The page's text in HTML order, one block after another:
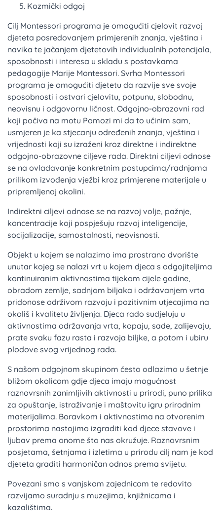
Kozmički odgoj
Cilj Montessori programa je omogućiti cjelovit razvoj
djeteta posredovanjem primjerenih znanja, vještina i
navika te jačanjem djetetovih individualnih potencijala,
sposobnosti i interesa u skladu s postavkama
pedagogije Marije Montessori. Svrha Montessori
programa je omogućiti djetetu da razvije sve svoje
sposobnosti i ostvari cjelovitu, potpunu, slobodnu,
neovisnu i odgovornu ličnost. Odgojno-obrazovni rad
koji počiva na motu Pomozi mi da to učinim sam,
usmjeren je ka stjecanju određenih znanja, vještina i
vrijednosti koji su izraženi kroz direktne i indirektne
odgojno-obrazovne ciljeve rada. Direktni ciljevi odnose
se na ovladavanje konkretnim postupcima/radnjama
prilikom izvođenja vježbi kroz primjerene materijale u
pripremljenoj okolini.
Indirektni ciljevi odnose se na razvoj volje, pažnje,
koncentracije koji pospješuju razvoj inteligencije,
socijalizacije, samostalnosti, neovisnosti.
Objekt u kojem se nalazimo ima prostrano dvorište
unutar kojeg se nalazi vrt u kojem djeca s odgojiteljima
kontinuiranim aktivnostima tijekom cijele godine,
obradom zemlje, sadnjom biljaka i održavanjem vrta
pridonose održivom razvoju i pozitivnim utjecajima na
okoliš i kvalitetu življenja. Djeca rado sudjeluju u
aktivnostima održavanja vrta, kopaju, sade, zalijevaju,
prate svaku fazu rasta i razvoja biljke, a potom i ubiru
plodove svog vrijednog rada.
S našom odgojnom skupinom često odlazimo u šetnje
bližom okolicom gdje djeca imaju mogućnost
raznovrsnih zanimljivih aktivnosti u prirodi, puno prilika
za opuštanje, istraživanje i maštovitu igru prirodnim
materijalima. Boravkom i aktivnostima na otvorenim
prostorima nastojimo izgraditi kod djece stavove i
ljubav prema onome što nas okružuje. Raznovrsnim
posjetama, šetnjama i izletima u prirodu cilj nam je kod
djeteta graditi harmoničan odnos prema svijetu.
Povezani smo s vanjskom zajednicom te redovito
razvijamo suradnju s muzejima, knjižnicama i
kazalištima.